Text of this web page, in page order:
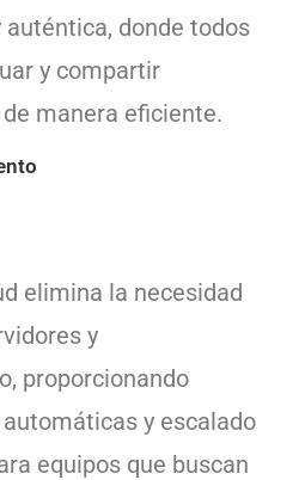
donde todos
y compartir
manera eficiente.
elimina la necesidad
y
proporcionando
y escalado
equipos que buscan